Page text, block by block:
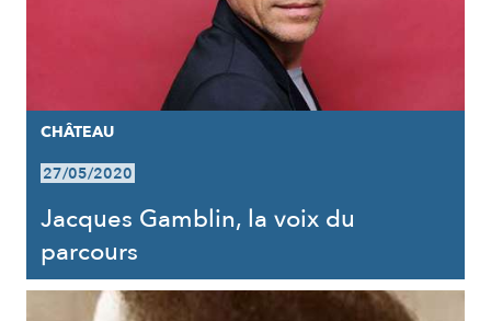
CHÂTEAU
27/05/2020
Jacques Gamblin, la voix du
parcours